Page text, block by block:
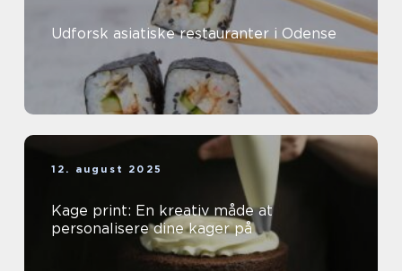
Udforsk asiatiske restauranter i Odense
12. august 2025
Kage print: En kreativ måde at
personalisere dine kager på